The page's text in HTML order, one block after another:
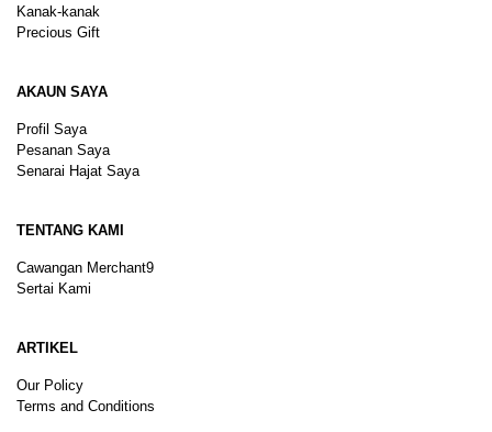
Kanak-kanak
Precious Gift
AKAUN SAYA
Profil Saya
Pesanan Saya
Senarai Hajat Saya
TENTANG KAMI
Cawangan Merchant9
Sertai Kami
ARTIKEL
Our Policy
Terms and Conditions